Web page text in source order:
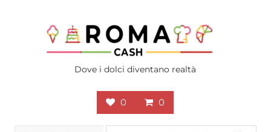
Dove i dolci diventano realtà
0 0